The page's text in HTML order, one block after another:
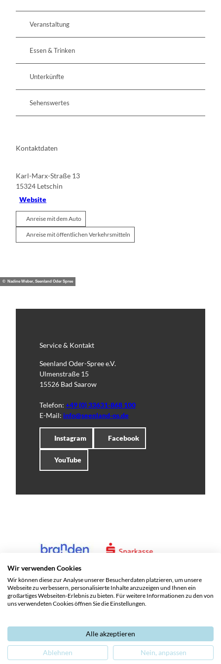
Veranstaltung
Essen & Trinken
Unterkünfte
Sehenswertes
Kontaktdaten
Karl-Marx-Straße 13
15324 Letschin
Website
Anreise mit dem Auto
Anreise mit öffentlichen Verkehrsmitteln
© Nadine Weber, Seenland Oder Spree
Service & Kontakt
Seenland Oder-Spree e.V.
Ulmenstraße 15
15526 Bad Saarow
Telefon: +49 (0) 33631-868 100
E-Mail: info@seenland-os.de
Instagram Facebook
YouTube
Service und Kontakte
Datenschutz
Barrierefreiheit
Leichte Sprache
Wir verwenden Cookies
Wir können diese zur Analyse unserer Besucherdaten platzieren, um unsere
Webseite zu verbessern, personalisierte Inhalte anzuzeigen und Ihnen ein
großartiges Webseiten-Erlebnis zu bieten. Für weitere Informationen zu den von
uns verwendeten Cookies öffnen Sie die Einstellungen.
Alle akzeptieren
Ablehnen Nein, anpassen